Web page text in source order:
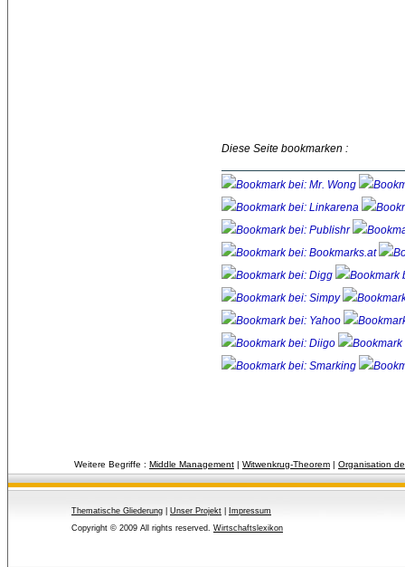
Diese Seite bookmarken :
Weitere Begriffe : Middle Management | Witwenkrug-Theorem | Organisation
Thematische Gliederung Unser Projekt
Impressum
Copyright © 2009 All rights reserved. Wirtschaftslexikon